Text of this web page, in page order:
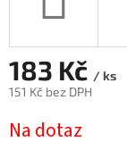
183 Kč / ks
151 Kč bez DPH
cena:
Na dotaz